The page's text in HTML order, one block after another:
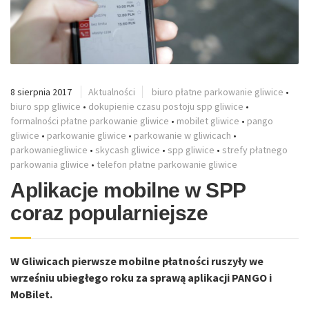
8 sierpnia 2017 Aktualności biuro płatne parkowanie gliwice •
biuro spp gliwice • dokupienie czasu postoju spp gliwice •
formalności płatne parkowanie gliwice • mobilet gliwice • pango
gliwice • parkowanie gliwice • parkowanie w gliwicach •
parkowaniegliwice • skycash gliwice • spp gliwice • strefy płatnego
parkowania gliwice • telefon płatne parkowanie gliwice
Aplikacje mobilne w SPP
coraz popularniejsze
W Gliwicach pierwsze mobilne płatności ruszyły we
wrześniu ubiegłego roku za sprawą aplikacji PANGO i
MoBilet.